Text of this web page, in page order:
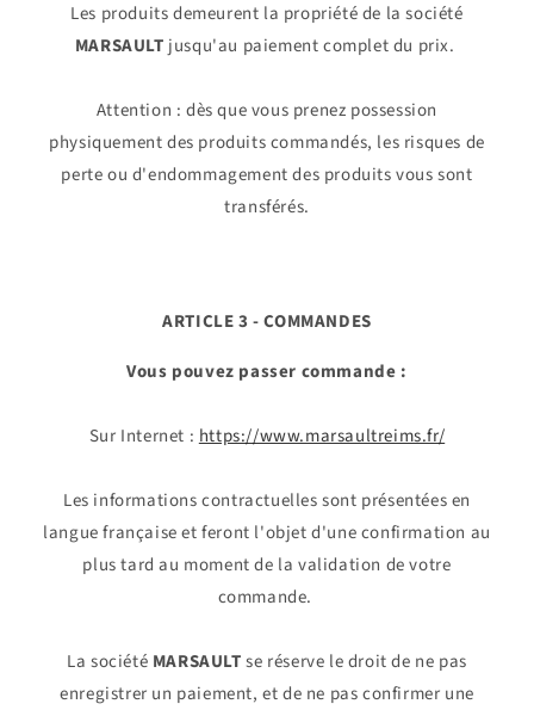
Les produits demeurent la propriété de la société
MARSAULT jusqu'au paiement complet du prix.
Attention : dès que vous prenez possession
physiquement des produits commandés, les risques de
perte ou d'endommagement des produits vous sont
transférés.
ARTICLE 3 - COMMANDES
Vous pouvez passer commande :
Sur Internet :https://www.marsaultreims.fr/
Les informations contractuelles sont présentées en
langue française et feront l'objet d'une confirmation au
plus tard au moment de la validation de votre
commande.
La société MARSAULTse réserve le droit de ne pas
enregistrer un paiement, et de ne pas confirmer une